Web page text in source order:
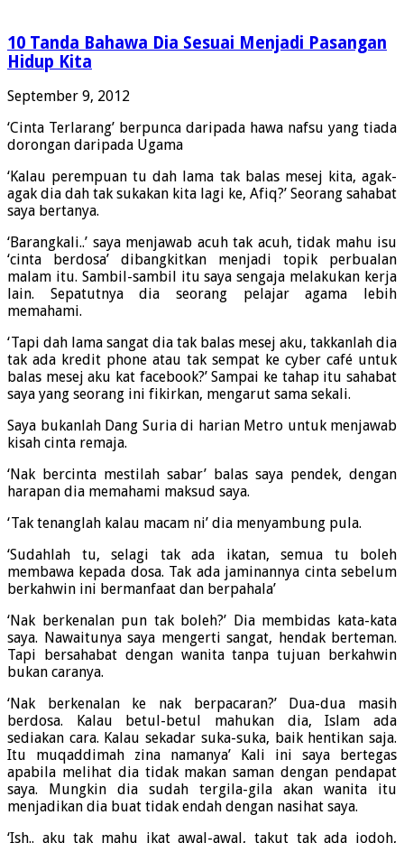
10 Tanda Bahawa Dia Sesuai Menjadi Pasangan
Hidup Kita
September 9, 2012
‘Cinta Terlarang’ berpunca daripada hawa nafsu yang tiada
dorongan daripada Ugama
‘Kalau perempuan tu dah lama tak balas mesej kita, agak-
agak dia dah tak sukakan kita lagi ke, Afiq?’ Seorang sahabat
saya bertanya.
‘Barangkali..’ saya menjawab acuh tak acuh, tidak mahu isu
‘cinta berdosa’ dibangkitkan menjadi topik perbualan
malam itu. Sambil-sambil itu saya sengaja melakukan kerja
lain. Sepatutnya dia seorang pelajar agama lebih
memahami.
‘Tapi dah lama sangat dia tak balas mesej aku, takkanlah dia
tak ada kredit phone atau tak sempat ke cyber café untuk
balas mesej aku kat facebook?’ Sampai ke tahap itu sahabat
saya yang seorang ini fikirkan, mengarut sama sekali.
Saya bukanlah Dang Suria di harian Metro untuk menjawab
kisah cinta remaja.
‘Nak bercinta mestilah sabar’ balas saya pendek, dengan
harapan dia memahami maksud saya.
‘Tak tenanglah kalau macam ni’ dia menyambung pula.
‘Sudahlah tu, selagi tak ada ikatan, semua tu boleh
membawa kepada dosa. Tak ada jaminannya cinta sebelum
berkahwin ini bermanfaat dan berpahala’
‘Nak berkenalan pun tak boleh?’ Dia membidas kata-kata
saya. Nawaitunya saya mengerti sangat, hendak berteman.
Tapi bersahabat dengan wanita tanpa tujuan berkahwin
bukan caranya.
‘Nak berkenalan ke nak berpacaran?’ Dua-dua masih
berdosa. Kalau betul-betul mahukan dia, Islam ada
sediakan cara. Kalau sekadar suka-suka, baik hentikan saja.
Itu muqaddimah zina namanya’ Kali ini saya bertegas
apabila melihat dia tidak makan saman dengan pendapat
saya. Mungkin dia sudah tergila-gila akan wanita itu
menjadikan dia buat tidak endah dengan nasihat saya.
‘Ish.. aku tak mahu ikat awal-awal, takut tak ada jodoh,